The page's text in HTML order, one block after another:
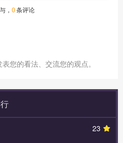
， 0条评论
您的看法、交流您的观点。
23